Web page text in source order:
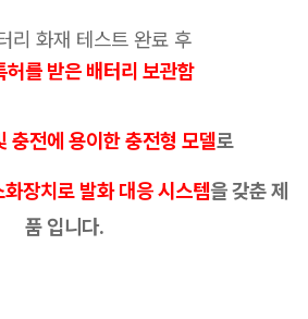
리 화재 테스트 완료 후
허를 받은 배터리 보관함
충전에 용이한 충전형 모델로
장치로 발화 대응 시스템을 갖춘 제
품 입니다.